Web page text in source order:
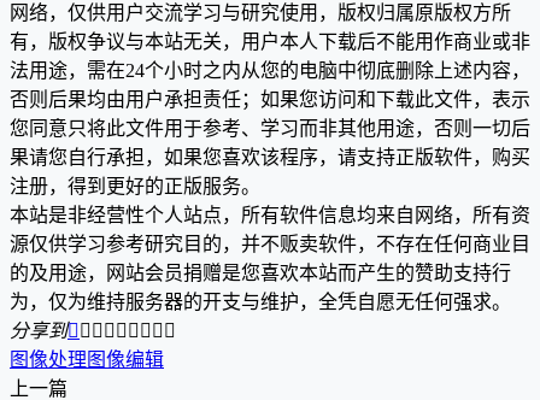
网络，仅供用户交流学习与研究使用，版权归属原版权方所
有，版权争议与本站无关，用户本人下载后不能用作商业或非
法用途，需在24个小时之内从您的电脑中彻底删除上述内容，
否则后果均由用户承担责任；如果您访问和下载此文件，表示
您同意只将此文件用于参考、学习而非其他用途，否则一切后
果请您自行承担，如果您喜欢该程序，请支持正版软件，购买
注册，得到更好的正版服务。
本站是非经营性个人站点，所有软件信息均来自网络，所有资
源仅供学习参考研究目的，并不贩卖软件，不存在任何商业目
的及用途，网站会员捐赠是您喜欢本站而产生的赞助支持行
为，仅为维持服务器的开支与维护，全凭自愿无任何强求。
分享到        
图像处理 图像编辑
上一篇